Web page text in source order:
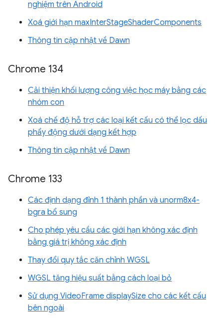
nghiệm trên Android
Xoá giới hạn maxInterStageShaderComponents
Thông tin cập nhật về Dawn
Chrome 134
Cải thiện khối lượng công việc học máy bằng các
nhóm con
Xoá chế độ hỗ trợ các loại kết cấu có thể lọc dấu
phẩy động dưới dạng kết hợp
Thông tin cập nhật về Dawn
Chrome 133
Các định dạng đỉnh 1 thành phần và unorm8x4-
bgra bổ sung
Cho phép yêu cầu các giới hạn không xác định
bằng giá trị không xác định
Thay đổi quy tắc căn chỉnh WGSL
WGSL tăng hiệu suất bằng cách loại bỏ
Sử dụng VideoFrame displaySize cho các kết cấu
bên ngoài